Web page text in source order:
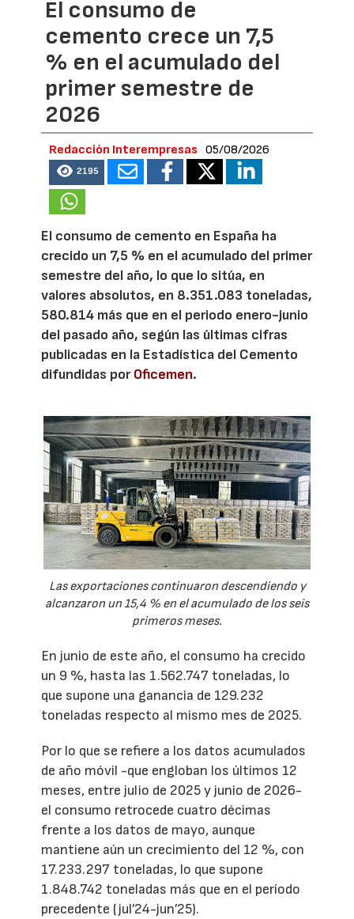
El consumo de
cemento crece un 7,5
% en el acumulado del
primer semestre de
2026
Redacción Interempresas 05/08/2026
2195
El consumo de cemento en España ha
crecido un 7,5 % en el acumulado del primer
semestre del año, lo que lo sitúa, en
valores absolutos, en 8.351.083 toneladas,
580.814 más que en el periodo enero-junio
del pasado año, según las últimas cifras
publicadas en la Estadística del Cemento
difundidas porOficemen.
Las exportaciones continuaron descendiendo y
alcanzaron un 15,4 % en el acumulado de los seis
primeros meses.
En junio de este año, el consumo ha crecido
un 9 %, hasta las 1.562.747 toneladas, lo
que supone una ganancia de 129.232
toneladas respecto al mismo mes de 2025.
Por lo que se refiere a los datos acumulados
de año móvil -que engloban los últimos 12
meses, entre julio de 2025 y junio de 2026-
el consumo retrocede cuatro décimas
frente a los datos de mayo, aunque
mantiene aún un crecimiento del 12 %, con
17.233.297 toneladas, lo que supone
1.848.742 toneladas más que en el período
precedente (jul’24-jun’25).